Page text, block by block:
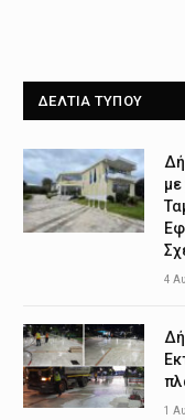
ΔΕΛΤΙΑ ΤΥΠΟΥ
4
1